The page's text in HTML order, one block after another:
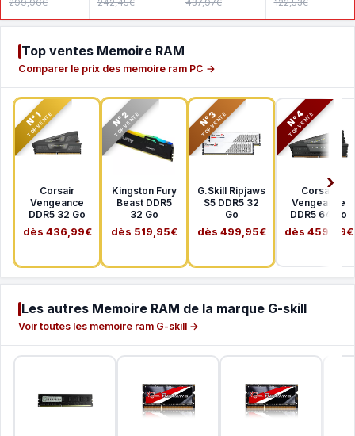
299,96€
MHz CL22
242,45€
MHz CL22
437,97€
SDSDXXD-
122,53€
Top ventes Memoire RAM
Comparer le prix des memoire ram PC →
N°1
TOP VENTE
Corsair
Vengeance
DDR5 32 Go
dès 436,99€
N°2
TOP VENTE
Kingston Fury
Beast DDR5
32 Go
dès 519,95€
N°3
TOP VENTE
G.Skill Ripjaws
S5 DDR5 32
Go
dès 499,95€
N°4
TOP VENTE
Corsair
Vengeance
DDR5 64 Go
dès 459,99€
Les autres Memoire RAM de la marque G-skill
Voir toutes les memoire ram G-skill →